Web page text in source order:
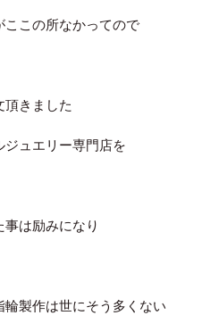
ここの所なかってので
頂きました
ジュエリー専門店を
は励みになり
製作は世にそう多くない